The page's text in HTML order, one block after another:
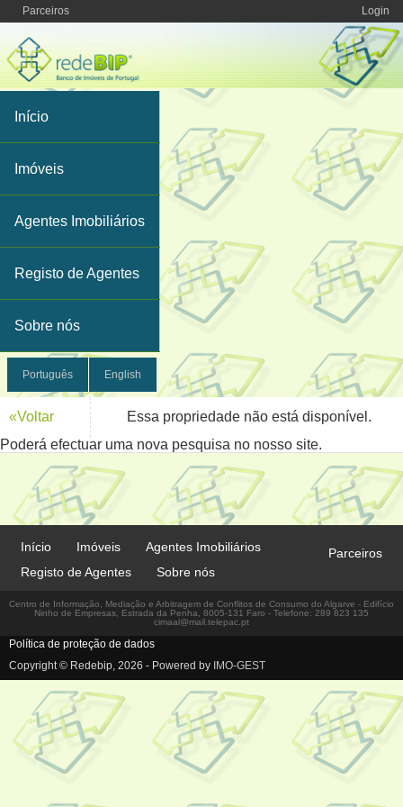
Parceiros Login
Início
Imóveis
Agentes Imobiliários
Registo de Agentes
Sobre nós
Português English
«Voltar
Essa propriedade não está disponível.
Poderá efectuar uma nova pesquisa no nosso site.
Início Imóveis
Agentes Imobiliários
Registo de Agentes
Sobre nós
Parceiros
Centro de Informação, Mediação e Arbitragem de Conflitos de Consumo do Algarve - Edifício
Ninho de Empresas, Estrada da Penha, 8005-131 Faro - Telefone: 289 823 135
cimaal@mail.telepac.pt
Política de proteção de dados
Copyright © Redebip, 2026 - Powered by IMO-GEST